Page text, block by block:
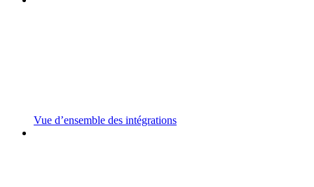
Vue d’ensemble des intégrations